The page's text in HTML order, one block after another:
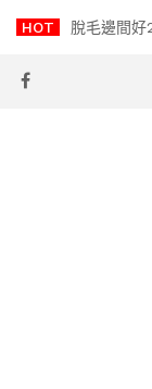
HOT 脫毛邊間